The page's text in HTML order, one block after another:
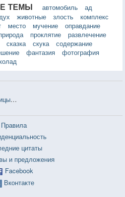
ТЕМЫ автомобиль
ад
дух животные злость
комплекс
место мучение
оправдание
проклятие
развлечение
сказка скука
содержание
фантазия
фотография
Правила
цитаты
и предложения
Facebook
Вконтакте